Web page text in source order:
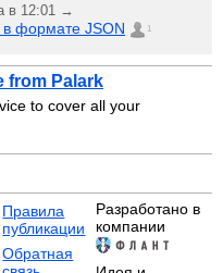
в 12:01 →
в формате JSON 1
from Palark
to cover all your
Правила
публикации
Обратная
Разработано в
компании